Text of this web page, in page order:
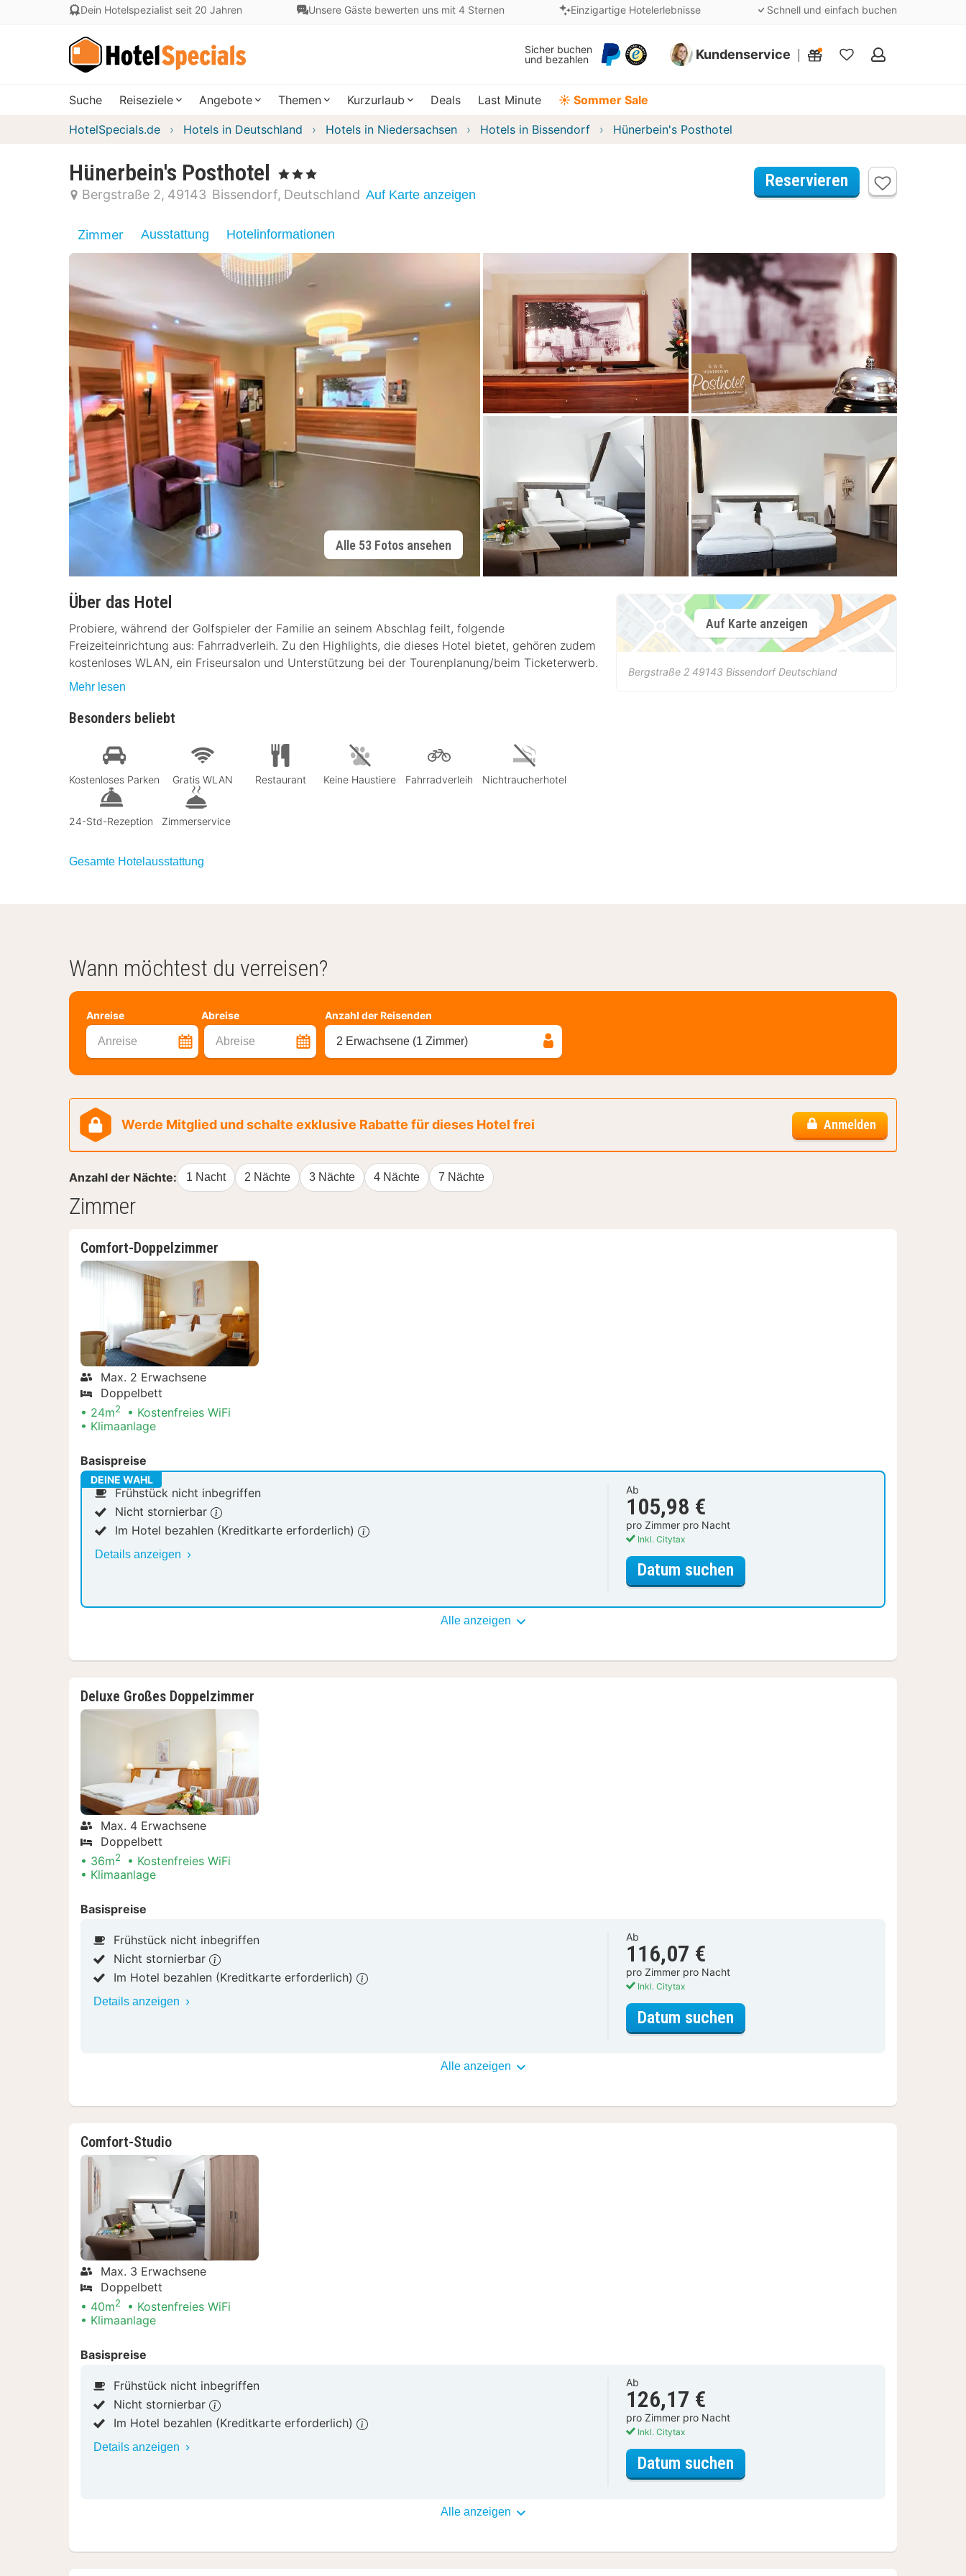
Dein Hotelspezialist seit 20 Jahren Unsere Gäste bewerten uns mit 4 Sternen Einzigartige Hotelerlebnisse Schnell und einfach buchen
Sicher buchen
und bezahlen
Kundenservice
Meine
Suche Reiseziele Angebote Themen Kurzurlaub Deals Last Minute ☀️ Sommer Sale
HotelSpecials.de Hotels in Deutschland Hotels in Niedersachsen Hotels in Bissendorf Hünerbein's Posthotel
Hünerbein's Posthotel , 3 Sterne
Bergstraße 2 49143 Bissendorf Deutschland Auf Karte anzeigen
Reservieren
Zimmer Ausstattung Hotelinformationen
Alle 53 Fotos ansehen
Über das Hotel
Probiere, während der Golfspieler der Familie an seinem Abschlag feilt, folgende
Freizeiteinrichtung aus: Fahrradverleih. Zu den Highlights, die dieses Hotel bietet, gehören zudem
kostenloses WLAN, ein Friseursalon und Unterstützung bei der Tourenplanung/beim Ticketerwerb.
Mehr lesen
Besonders beliebt
Kostenloses Parken Gratis WLAN Restaurant Keine Haustiere Fahrradverleih Nichtraucherhotel
24-Std-Rezeption Zimmerservice
Gesamte Hotelausstattung
Auf Karte anzeigen
Bergstraße 2 49143 Bissendorf Deutschland
Wann möchtest du verreisen?
Anreise Abreise
Anreise Abreise
Anzahl der Reisenden
2 Erwachsene (1 Zimmer)
Werde Mitglied und schalte exklusive Rabatte für dieses Hotel frei Anmelden
Anzahl der Nächte: 1 Nacht 2 Nächte 3 Nächte 4 Nächte 7 Nächte
Zimmer
Comfort-Doppelzimmer
Max. 2 Erwachsene
Doppelbett
24m2
Kostenfreies WiFi
Klimaanlage
Basispreise
DEINE WAHL
Frühstück nicht inbegriffen
Nicht stornierbar
Im Hotel bezahlen (Kreditkarte erforderlich)
Details anzeigen
Ab
105,98 €
pro Zimmer pro Nacht
Inkl. Citytax
Datum suchenfür Comfort-Doppelzimmer
Alle anzeigen
Deluxe Großes Doppelzimmer
Max. 4 Erwachsene
Doppelbett
36m2
Kostenfreies WiFi
Klimaanlage
Basispreise
Frühstück nicht inbegriffen
Nicht stornierbar
Im Hotel bezahlen (Kreditkarte erforderlich)
Details anzeigen
Ab
116,07 €
pro Zimmer pro Nacht
Inkl. Citytax
Datum suchen
Alle anzeigen
Comfort-Studio
Max. 3 Erwachsene
Doppelbett
40m2
Kostenfreies WiFi
Klimaanlage
Basispreise
Frühstück nicht inbegriffen
Nicht stornierbar
Im Hotel bezahlen (Kreditkarte erforderlich)
Details anzeigen
Ab
126,17 €
pro Zimmer pro Nacht
Inkl. Citytax
Datum suchen
Alle anzeigen